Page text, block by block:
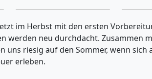
Klara Tschursin
Anmeldung &
Kontakt
Hat
im Herbst mit den ersten
neu durchdacht. Zusammen
riesig auf den Sommer, wenn
erleben.